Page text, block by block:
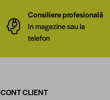
Consiliere profesională
In magazine sau la
telefon
CONT CLIENT